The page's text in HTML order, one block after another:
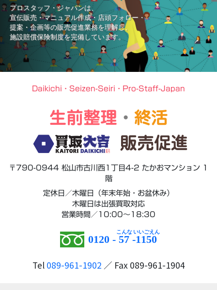
プロスタッフ・ジャパンは、
宣伝販売・マニュアル作成・店頭フォロー・
提案・企画等の販売促進業務を理解し、
施設賠償保険制度を完備しています。
Daikichi・Seizen-Seiri・Pro-Staff-Japan
生前整理 ・ 終活
販売促進
〒790-0944 松山市古川西1丁目4-2 たかおマンション 1
階
定休日／木曜日（年末年始・お盆休み）
木曜日は出張買取対応
営業時間／10:00～18:30
0120 - 57 -1150
Tel 089-961-1902 ／ Fax 089-961-1904